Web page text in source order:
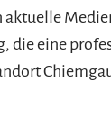
aktuelle
die eine